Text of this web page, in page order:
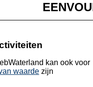
kan ook voor
waarde zijn